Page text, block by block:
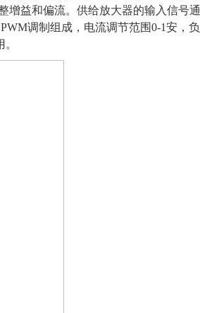
增益和偏流。供给放大器的输入信号通
调制组成，电流调节范围0-1安，负
。